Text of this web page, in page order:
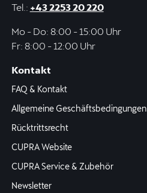
Tel.: +43 2253 20 220
Mo - Do: 8:00 - 15:00 Uhr
Fr: 8:00 - 12:00 Uhr
Kontakt
FAQ & Kontakt
Allgemeine Geschäftsbedingungen
Rücktrittsrecht
CUPRA Website
CUPRA Service & Zubehör
Newsletter